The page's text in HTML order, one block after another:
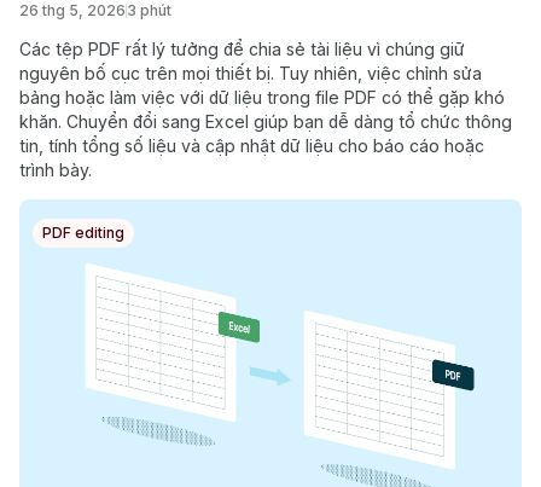
26 thg 5, 2026 3 phút
Các tệp PDF rất lý tưởng để chia sẻ tài liệu vì chúng giữ
nguyên bố cục trên mọi thiết bị. Tuy nhiên, việc chỉnh sửa
bảng hoặc làm việc với dữ liệu trong file PDF có thể gặp khó
khăn. Chuyển đổi sang Excel giúp bạn dễ dàng tổ chức thông
tin, tính tổng số liệu và cập nhật dữ liệu cho báo cáo hoặc
trình bày.
PDF editing